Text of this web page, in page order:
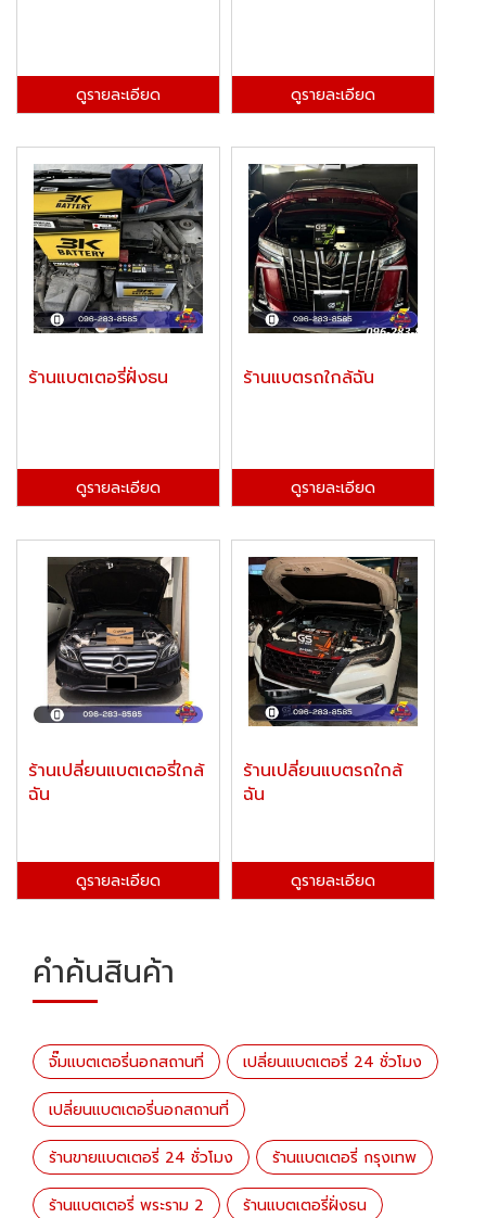
ดูรายละเอียด ดูรายละเอียด
ร้านแบตเตอรี่ฝั่งธน
ดูรายละเอียด
ร้านแบตรถใกล้ฉัน
ดูรายละเอียด
ร้านเปลี่ยนแบตเตอรี่ใกล้
ฉัน
ดูรายละเอียด
ร้านเปลี่ยนแบตรถใกล้
ฉัน
ดูรายละเอียด
คำค้นสินค้า
จั๊มแบตเตอรี่นอกสถานที่ เปลี่ยนแบตเตอรี่ 24 ชั่วโมง
เปลี่ยนแบตเตอรี่นอกสถานที่
ร้านขายแบตเตอรี่ 24 ชั่วโมง ร้านแบตเตอรี่ กรุงเทพ
ร้านแบตเตอรี่ พระราม 2 ร้านแบตเตอรี่ฝั่งธน